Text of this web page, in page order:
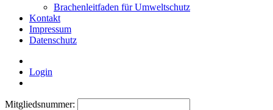
Brachenleitfaden für Umweltschutz
Kontakt
Impressum
Datenschutz
Login
Mitgliedsnummer: